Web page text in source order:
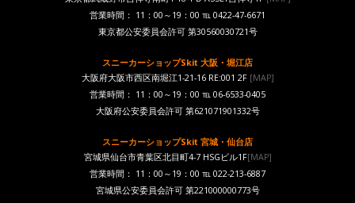
営業時間： 11：00～19：00 ℡ 0422-47-6671
東京都公安委員会許可 第30560030721号
スニーカーショップSkit 大阪・堀江店
大阪府大阪市西区南堀江1-21-16 RE:001 2F[MAP]
営業時間： 11：00～19：00 ℡ 06-6533-0405
大阪府公安委員会許可 第621071901332号
スニーカーショップSkit 宮城・仙台店
宮城県仙台市青葉区北目町4-7 HSGビル1F[MAP]
営業時間： 11：00～19：00 ℡ 022-213-6887
宮城県公安委員会許可 第221000000773号